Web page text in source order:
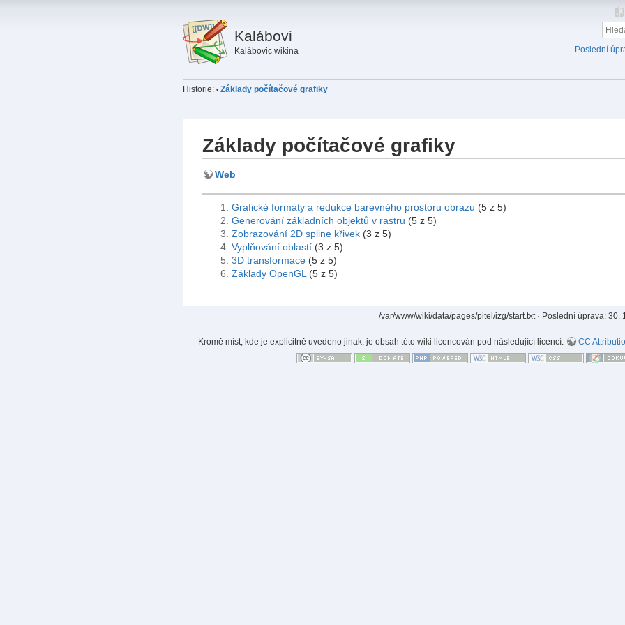
Kalábovi
Kalábovic wikina Poslední
Historie: • Základy počítačové grafiky
Základy počítačové grafiky
Web
Grafické formáty a redukce barevného prostoru obrazu (5 z 5)
Generování základních objektů v rastru (5 z 5)
Zobrazování 2D spline křivek(3 z 5)
Vyplňování oblastí(3 z 5)
3D transformace(5 z 5)
Základy OpenGL (5 z 5)
/var/www/wiki/data/pages/pitel/izg/start.txt· Poslední úprava:30.
Kromě míst, kde je explicitně uvedeno jinak, je obsah této wiki licencován pod následující licencí: CC